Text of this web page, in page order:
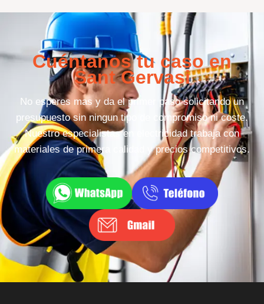
Cuéntanos tu caso en
Sant Gervasi
No esperes mas y da el primer paso solicitando un
presupuesto sin ningun tipo de compromiso ni coste.
Nuestro especialistas en electricidad trabaja con
materiales de primera calidad y precios competitivos.